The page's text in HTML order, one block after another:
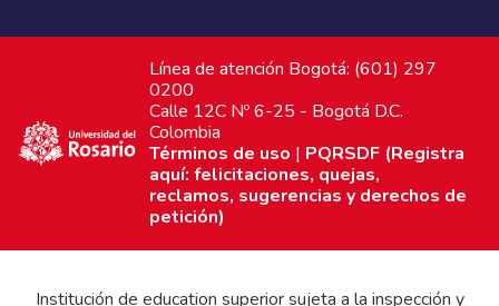
Línea de atención Bogotá: (601) 297
0200
Calle 12C Nº 6-25 - Bogotá D.C.
Colombia
Términos de uso | PQRSDF (Registra
aquí: felicitaciones, quejas,
reclamos, sugerencias y derechos de
petición)
Institución de education superior sujeta a la inspección y